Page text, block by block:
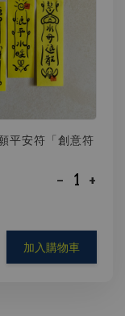
平安符「創意符
- +
加入購物車